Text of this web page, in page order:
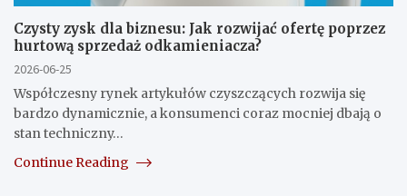
Czysty zysk dla biznesu: Jak rozwijać ofertę poprzez
hurtową sprzedaż odkamieniacza?
2026-06-25
Współczesny rynek artykułów czyszczących rozwija się
bardzo dynamicznie, a konsumenci coraz mocniej dbają o
stan techniczny…
Continue Reading